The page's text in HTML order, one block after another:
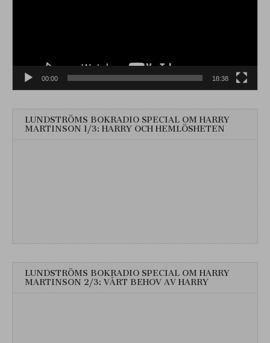
00:00 18:38
LUNDSTRÖMS BOKRADIO SPECIAL OM HARRY
MARTINSON 1/3: HARRY OCH HEMLÖSHETEN
LUNDSTRÖMS BOKRADIO SPECIAL OM HARRY
MARTINSON 2/3: VÅRT BEHOV AV HARRY